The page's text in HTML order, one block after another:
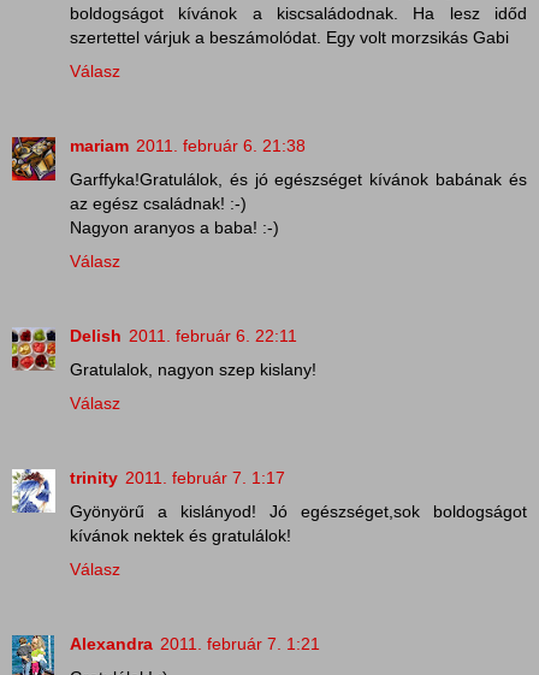
boldogságot kívánok a kiscsaládodnak. Ha lesz időd
szertettel várjuk a beszámolódat. Egy volt morzsikás Gabi
Válasz
mariam 2011. február 6. 21:38
Garffyka!Gratulálok, és jó egészséget kívánok babának és
az egész családnak! :-)
Nagyon aranyos a baba! :-)
Válasz
Delish 2011. február 6. 22:11
Gratulalok, nagyon szep kislany!
Válasz
trinity 2011. február 7. 1:17
Gyönyörű a kislányod! Jó egészséget,sok boldogságot
kívánok nektek és gratulálok!
Válasz
Alexandra 2011. február 7. 1:21